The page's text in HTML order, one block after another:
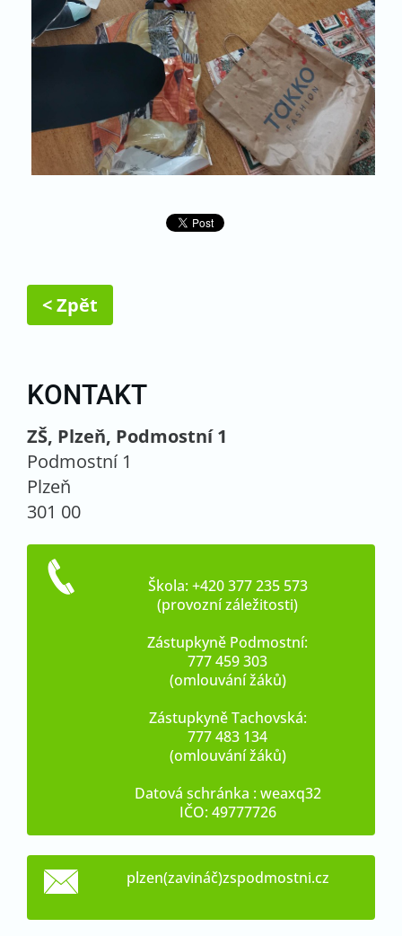
< Zpět
KONTAKT
ZŠ, Plzeň, Podmostní 1
Podmostní 1
Plzeň
301 00
Škola: +420 377 235 573
(provozní záležitosti)
Zástupkyně Podmostní:
777 459 303
(omlouvání žáků)
Zástupkyně Tachovská:
777 483 134
(omlouvání žáků)
Datová schránka : weaxq32
IČO: 49777726
plzen(zavináč)zspodmostni.cz